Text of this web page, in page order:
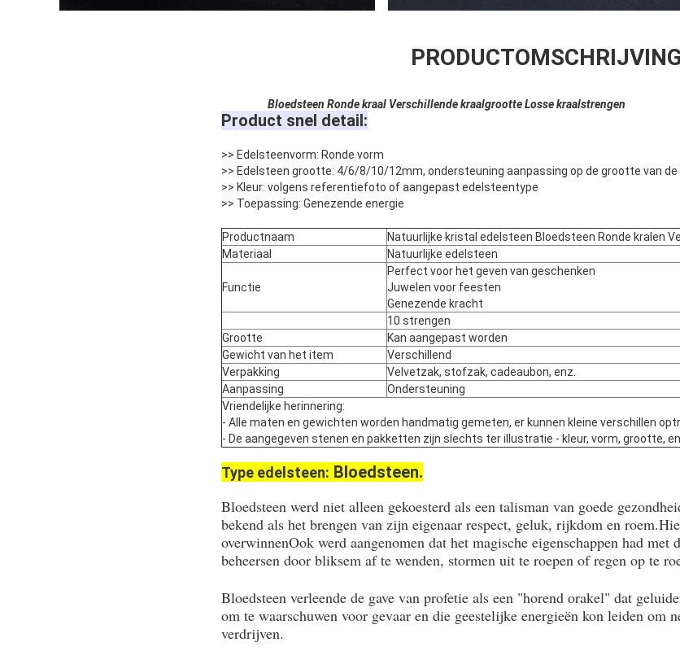
PRODUCTOMSCHRIJVING
Bloedsteen Ronde kraal Verschillende kraalgrootte Losse kraalstrengen
Product snel detail:
>> Edelsteenvorm: Ronde vorm
>> Edelsteen grootte: 4/6/8/10/12mm, ondersteuning aanpassing op de grootte van de
>> Kleur: volgens referentiefoto of aangepast edelsteentype
>> Toepassing: Genezende energie
Productnaam
Natuurlijke kristal edelsteen Bloedsteen Ronde kralen
Materiaal
Natuurlijke edelsteen
Functie
Perfect voor het geven van geschenken
Juwelen voor feesten
Genezende kracht
10 strengen
Grootte
Kan aangepast worden
Gewicht van het item
Verschillend
Verpakking
Velvetzak, stofzak, cadeaubon, enz.
Aanpassing
Ondersteuning
Vriendelijke herinnering:
- Alle maten en gewichten worden handmatig gemeten, er kunnen kleine verschillen
- De aangegeven stenen en pakketten zijn slechts ter illustratie - kleur, vorm, grootte,
Type edelsteen: Bloedsteen.
Bloedsteen werd niet alleen gekoesterd als een talisman van goede
bekend als het brengen van zijn eigenaar respect, geluk, rijkdom en
overwinnenOok werd aangenomen dat het magische eigenschappen had
beheersen door bliksem af te wenden, stormen uit te roepen of regen op te
Bloedsteen verleende de gave van profetie als een "horend orakel" dat
om te waarschuwen voor gevaar en die geestelijke energieën kon leiden om
verdrijven.